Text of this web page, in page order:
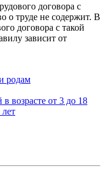
договора с
о труде не содержит. В
договора с такой
зависит от
родам
возрасте от 3 до 18